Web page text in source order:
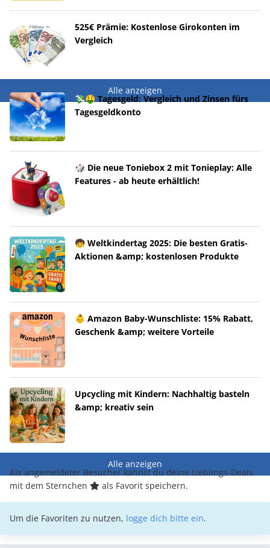
525€ Prämie: Kostenlose Girokonten im
Vergleich
Alle anzeigen
💸🤑 Tagesgeld: Vergleich und Zinsen fürs
Tagesgeldkonto
🎲 Die neue Toniebox 2 mit Tonieplay: Alle
Features - ab heute erhältlich!
🧒 Weltkindertag 2025: Die besten Gratis-
Aktionen &amp; kostenlosen Produkte
👶 Amazon Baby-Wunschliste: 15% Rabatt,
Geschenk &amp; weitere Vorteile
Upcycling mit Kindern: Nachhaltig basteln
&amp; kreativ sein
Alle anzeigen
Als angemeldeter Besucher kannst du deine Lieblings-Deals
mit dem Sternchen
als Favorit speichern.
Um die Favoriten zu nutzen, logge dich bitte ein.